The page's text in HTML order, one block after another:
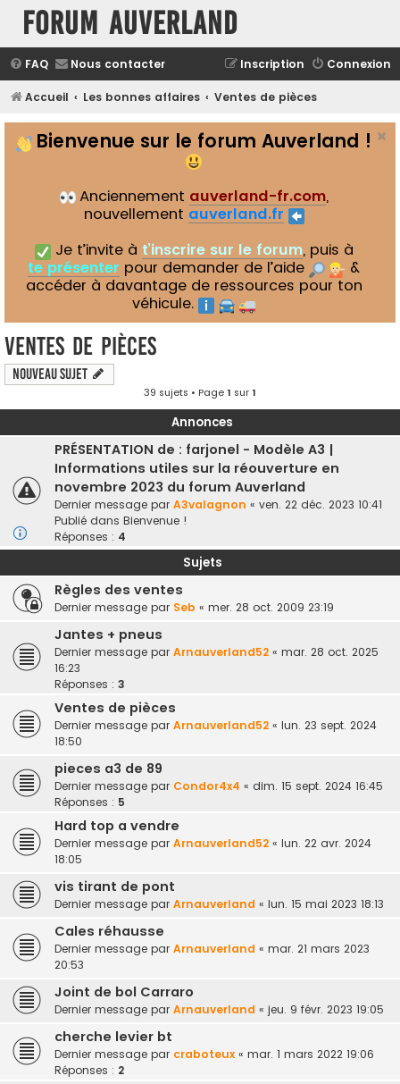
Forum Auverland
FAQ Nous contacter Connexion
Inscription
Accueil Les bonnes affaires Ventes de pièces
Bienvenue sur le forum Auverland !
Anciennement auverland-fr.com,
nouvellement auverland.fr
Je t’invite à t’inscrire sur le forum, puis à
te présenter pour demander de l’aide
&
accéder à davantage de ressources pour ton
véhicule.
Ventes de pièces
Nouveau sujet
39 sujets • Page1 sur1
Annonces
PRÉSENTATION de : farjonel - Modèle A3 |
Informations utiles sur la réouverture en
novembre 2023 du forum Auverland
Dernier message par A3valagnon « ven. 22 déc. 2023 10:41
Publié dans Bienvenue !
Réponses : 4
Sujets
Règles des ventes
Dernier message par Seb « mer. 28 oct. 2009 23:19
Jantes + pneus
Dernier message par Arnauverland52 « mar. 28 oct. 2025
16:23
Réponses : 3
Ventes de pièces
Dernier message par Arnauverland52 « lun. 23 sept. 2024
18:50
pieces a3 de 89
Dernier message par Condor4x4 « dim. 15 sept. 2024 16:45
Réponses : 5
Hard top a vendre
Dernier message par Arnauverland52 « lun. 22 avr. 2024
18:05
vis tirant de pont
Dernier message par Arnauverland « lun. 15 mai 2023 18:13
Cales réhausse
Dernier message par Arnauverland « mar. 21 mars 2023
20:53
Joint de bol Carraro
Dernier message par Arnauverland « jeu. 9 févr. 2023 19:05
cherche levier bt
Dernier message par craboteux « mar. 1 mars 2022 19:06
Réponses : 2